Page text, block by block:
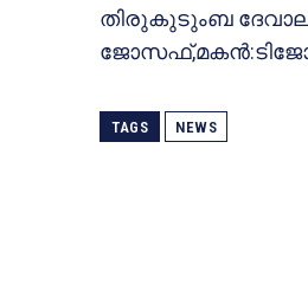
തിരുകുടുംബ
TAGS NEWS